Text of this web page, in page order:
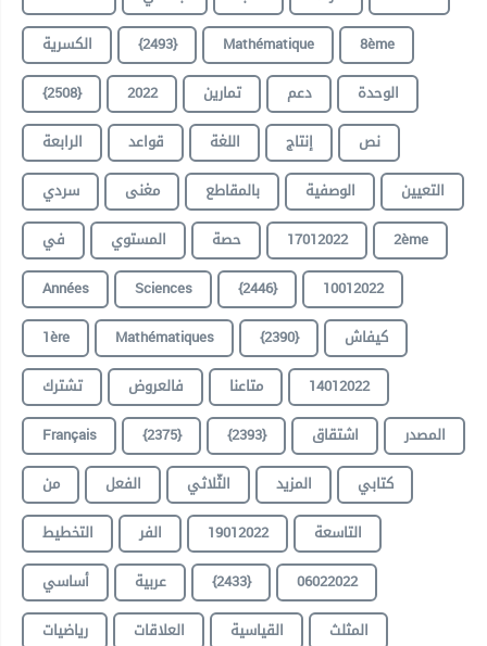
الكسرية
{2493} Mathématique
8ème
{2508}
2022 تمارين دعم
الوحدة
الرابعة
قواعد اللغة إنتاج
نص
سردي
مغنى بالمقاطع الوصفية
التعيين
في
المستوي حصة 17012022
2ème
Années
Sciences {2446}
10012022
1ère
Mathématiques {2390}
كيفاش
تشترك
فالعروض متاعنا
14012022
Français
{2375} {2393} اشتقاق
المصدر
من
الفعل الثّلاثي المزيد
كتابي
التخطيط
الفر 19012022
التاسعة
أساسي
عربية {2433}
06022022
رياضيات
العلاقات القياسية
المثلث